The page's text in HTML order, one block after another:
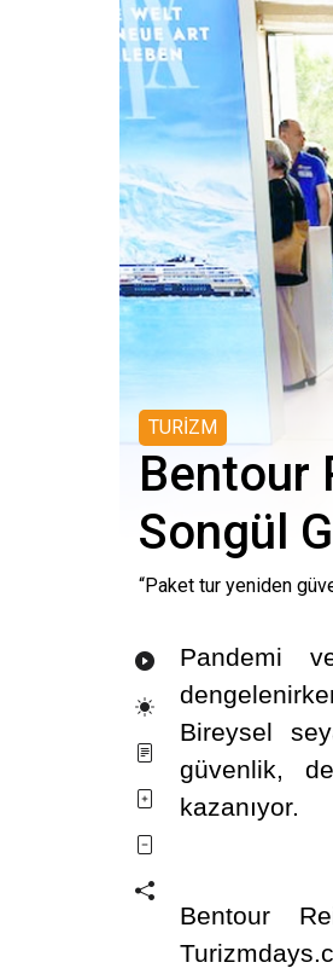
TURİZM
Bentour
Songül
“Paket tur yeniden
Pandemi
Bireysel
güvenlik,
kazanıyor.
Bentour